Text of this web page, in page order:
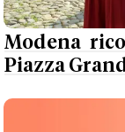
Modena
Piazza